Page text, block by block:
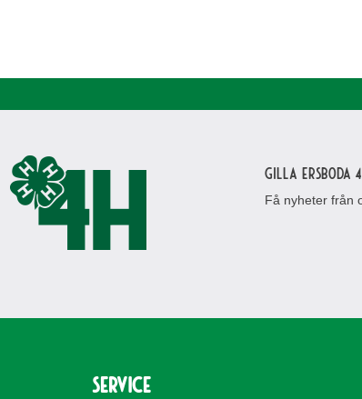
Gilla Ersboda
Få nyheter från
Service